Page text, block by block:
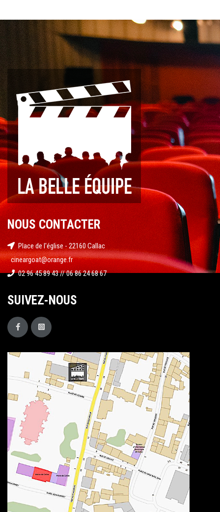
NOUS CONTACTER
Place de l'église - 22160 Callac
cineargoat@orange.fr
02 96 45 89 43 // 06 86 24 68 67
SUIVEZ-NOUS